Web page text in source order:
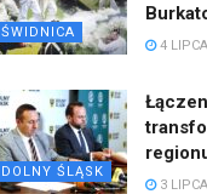
ŚWIDNICA
4
DOLNY ŚLĄSK
3